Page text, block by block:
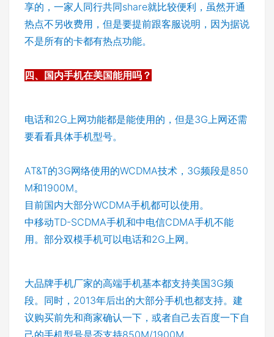
享的，一家人同行共同share就比较便利，虽然开通
热点不另收费用，但是要提前跟客服说明，因为据说
不是所有的卡都有热点功能。
四、国内手机在美国能用吗？
电话和2G上网功能都是能使用的，但是3G上网还需
要看看具体手机型号。
AT&T的3G网络使用的WCDMA技术，3G频段是850
M和1900M。
目前国内大部分WCDMA手机都可以使用。
中移动TD-SCDMA手机和中电信CDMA手机不能
用。部分双模手机可以电话和2G上网。
大品牌手机厂家的高端手机基本都支持美国3G频
段。同时，2013年后出的大部分手机也都支持。建
议购买前先和商家确认一下，或者自己去百度一下自
己的手机型号是否支持850M/1900M。